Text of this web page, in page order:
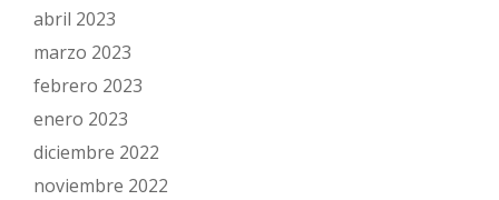
abril 2023
marzo 2023
febrero 2023
enero 2023
diciembre 2022
noviembre 2022